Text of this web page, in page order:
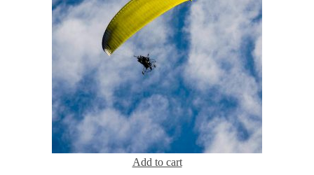
Add to cart